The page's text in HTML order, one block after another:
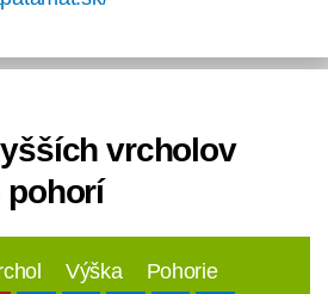
vrcholov
pohorí
Výška Pohorie